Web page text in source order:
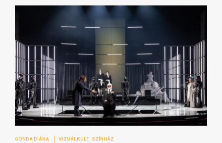
GONDA DIÁNA VIZUÁLKULT SZÍNHÁZ